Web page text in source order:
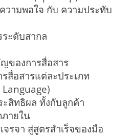
วามพอใจ กับ ความประทับ
ะดับสากล
ของการสื่อสาร
สื่อสารแต่ละประเภท
ะสิทธิผล ทั้งกับลูกค้า
ายใน
รจา สู่สูตรสำเร็จของมือ